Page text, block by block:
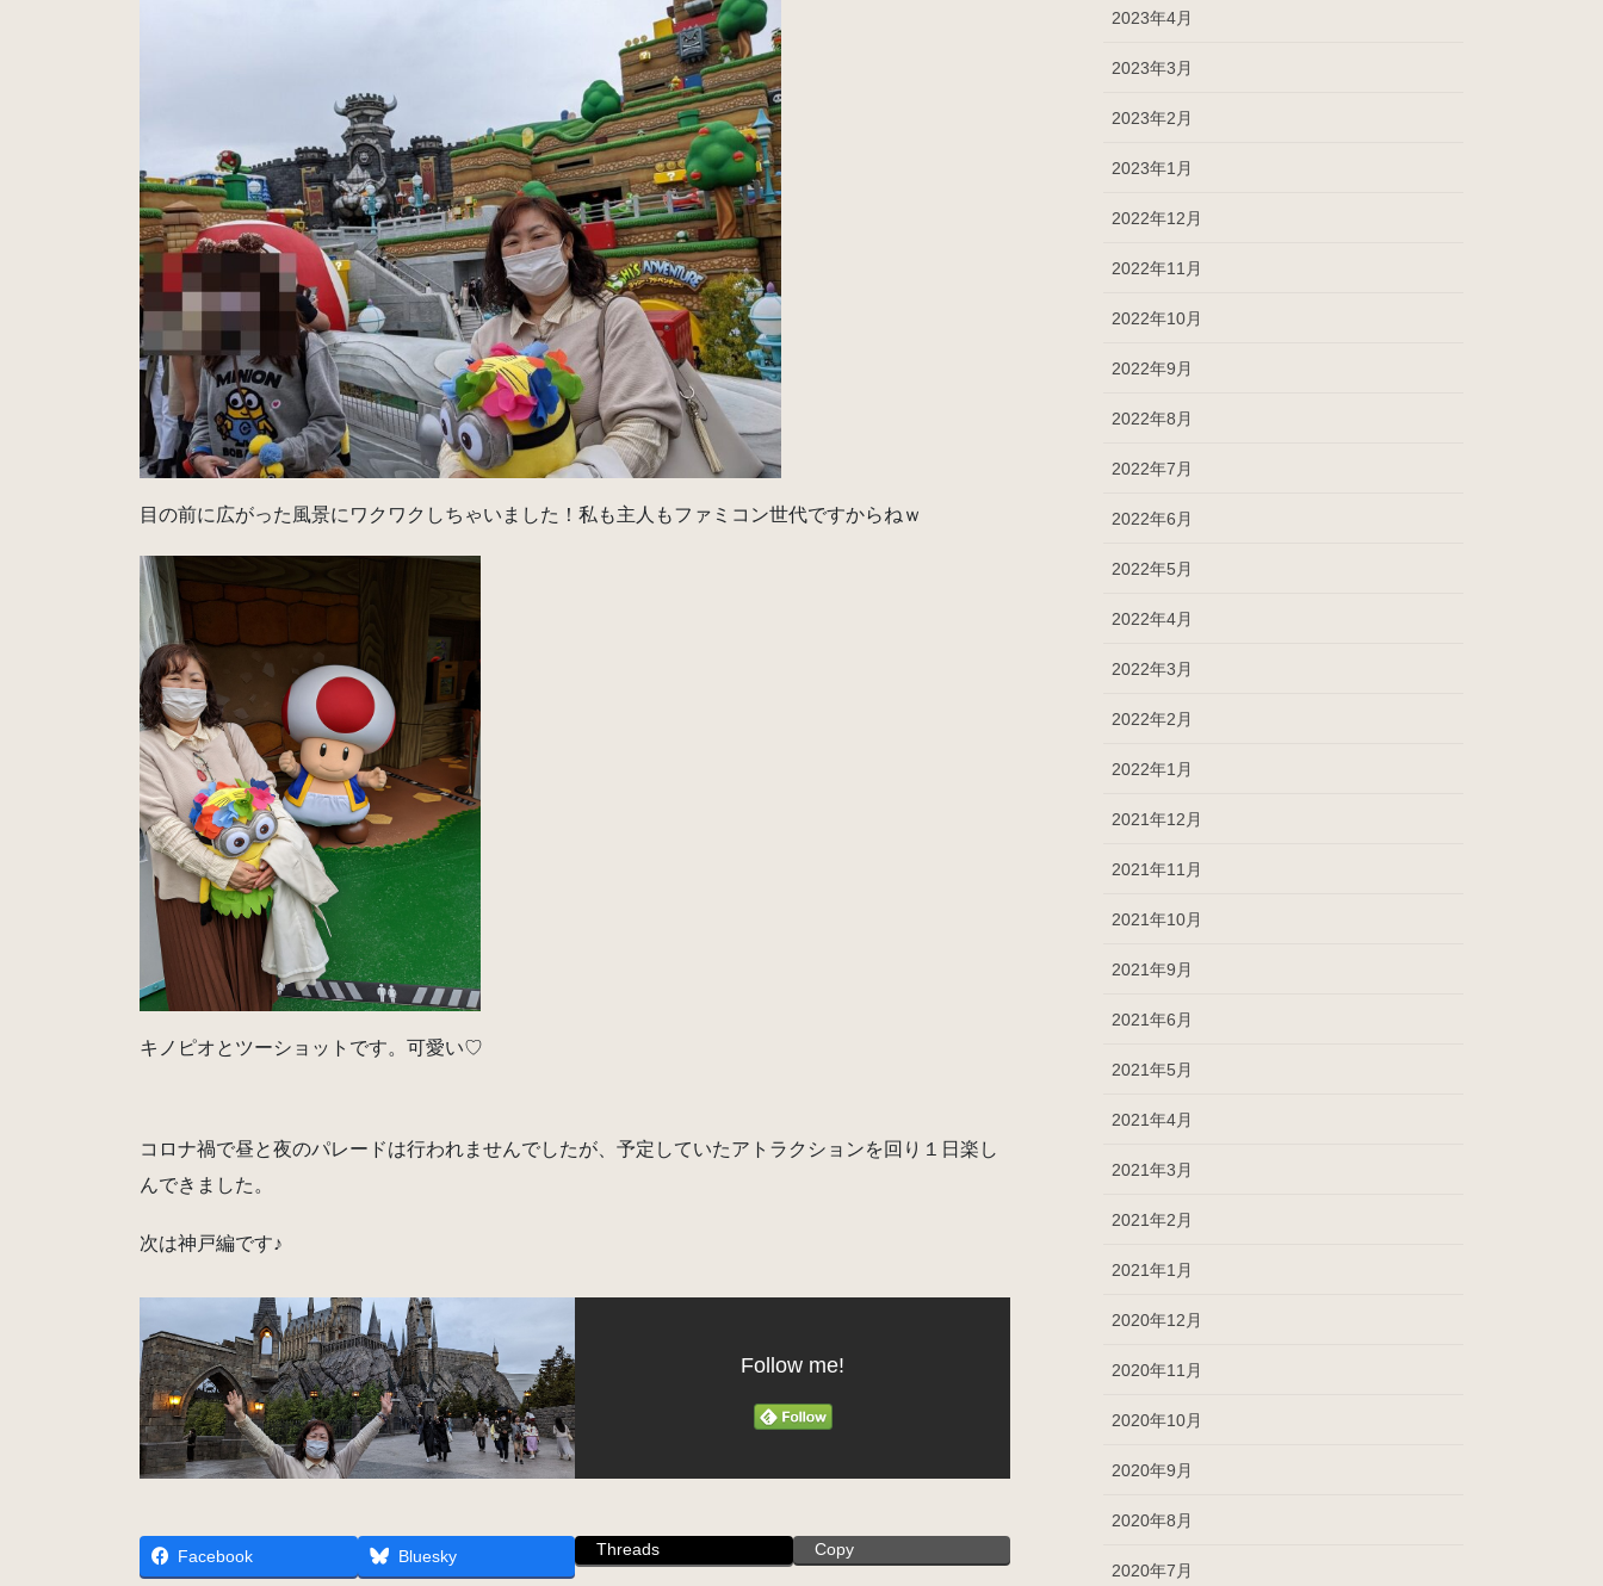
目の前に広がった風景にワクワクしちゃいました！私も主人もファミコン世代ですからねｗ
キノピオとツーショットです。可愛い♡
コロナ禍で昼と夜のパレードは行われませんでしたが、予定していたアトラクションを回り１日楽し
んできました。
次は神戸編です♪
Follow me!
Facebook Bluesky Threads Copy
2023年4月
2023年3月
2023年2月
2023年1月
2022年12月
2022年11月
2022年10月
2022年9月
2022年8月
2022年7月
2022年6月
2022年5月
2022年4月
2022年3月
2022年2月
2022年1月
2021年12月
2021年11月
2021年10月
2021年9月
2021年6月
2021年5月
2021年4月
2021年3月
2021年2月
2021年1月
2020年12月
2020年11月
2020年10月
2020年9月
2020年8月
2020年7月